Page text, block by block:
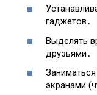
гаджетов․
Выделять
друзьями․
экранами